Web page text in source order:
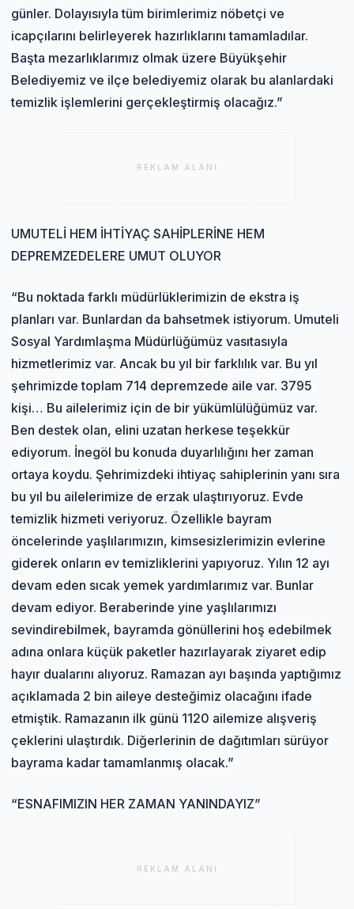
günler. Dolayısıyla tüm birimlerimiz nöbetçi ve
icapçılarını belirleyerek hazırlıklarını tamamladılar.
Başta mezarlıklarımız olmak üzere Büyükşehir
Belediyemiz ve ilçe belediyemiz olarak bu alanlardaki
temizlik işlemlerini gerçekleştirmiş olacağız.”
REKLAM ALANI
UMUTELİ HEM İHTİYAÇ SAHİPLERİNE HEM
DEPREMZEDELERE UMUT OLUYOR
“Bu noktada farklı müdürlüklerimizin de ekstra iş
planları var. Bunlardan da bahsetmek istiyorum. Umuteli
Sosyal Yardımlaşma Müdürlüğümüz vasıtasıyla
hizmetlerimiz var. Ancak bu yıl bir farklılık var. Bu yıl
şehrimizde toplam 714 depremzede aile var. 3795
kişi… Bu ailelerimiz için de bir yükümlülüğümüz var.
Ben destek olan, elini uzatan herkese teşekkür
ediyorum. İnegöl bu konuda duyarlılığını her zaman
ortaya koydu. Şehrimizdeki ihtiyaç sahiplerinin yanı sıra
bu yıl bu ailelerimize de erzak ulaştırıyoruz. Evde
temizlik hizmeti veriyoruz. Özellikle bayram
öncelerinde yaşlılarımızın, kimsesizlerimizin evlerine
giderek onların ev temizliklerini yapıyoruz. Yılın 12 ayı
devam eden sıcak yemek yardımlarımız var. Bunlar
devam ediyor. Beraberinde yine yaşlılarımızı
sevindirebilmek, bayramda gönüllerini hoş edebilmek
adına onlara küçük paketler hazırlayarak ziyaret edip
hayır dualarını alıyoruz. Ramazan ayı başında yaptığımız
açıklamada 2 bin aileye desteğimiz olacağını ifade
etmiştik. Ramazanın ilk günü 1120 ailemize alışveriş
çeklerini ulaştırdık. Diğerlerinin de dağıtımları sürüyor
bayrama kadar tamamlanmış olacak.”
“ESNAFIMIZIN HER ZAMAN YANINDAYIZ”
REKLAM ALANI